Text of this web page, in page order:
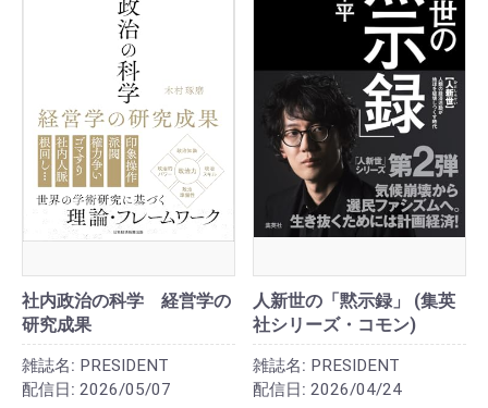
社内政治の科学 経営学の
研究成果
雑誌名: PRESIDENT
配信日: 2026/05/07
人新世の「黙示録」 (集英
社シリーズ・コモン)
雑誌名: PRESIDENT
配信日: 2026/04/24